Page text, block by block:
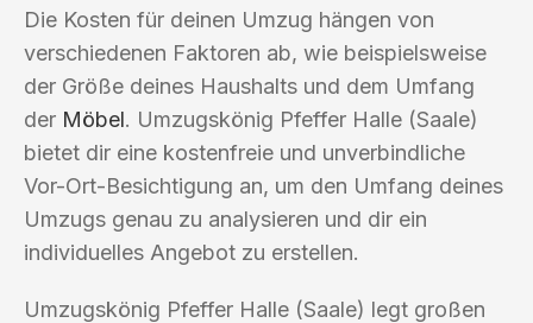
Die Kosten für deinen Umzug hängen von
verschiedenen Faktoren ab, wie beispielsweise
der Größe deines Haushalts und dem Umfang
der Möbel. Umzugskönig Pfeffer Halle (Saale)
bietet dir eine kostenfreie und unverbindliche
Vor-Ort-Besichtigung an, um den Umfang deines
Umzugs genau zu analysieren und dir ein
individuelles Angebot zu erstellen.
Umzugskönig Pfeffer Halle (Saale) legt großen